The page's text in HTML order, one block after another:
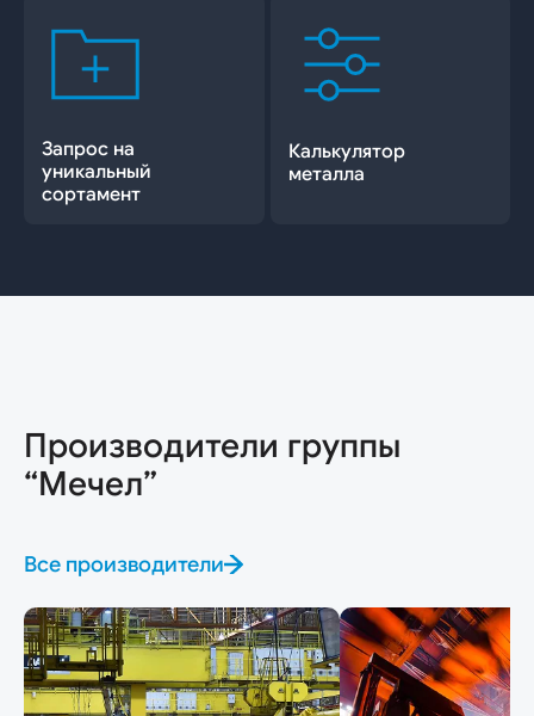
Запрос на
уникальный
сортамент
Калькулятор
металла
Производители группы
“Мечел”
Все производители